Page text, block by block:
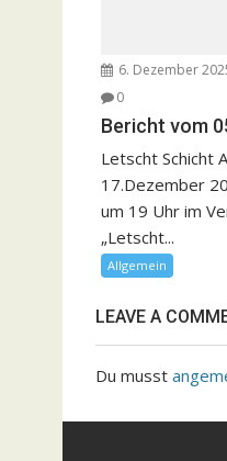
6. Dezember
0
Bericht vom
Letscht Schicht
17.Dezember
um 19 Uhr im
„Letscht...
Allgemein
LEAVE A
Du musst